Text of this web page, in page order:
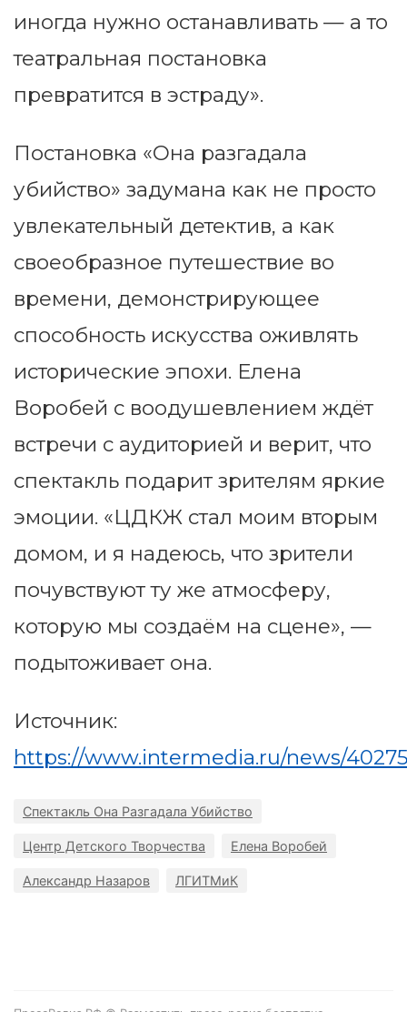
иногда нужно останавливать — а то
театральная постановка
превратится в эстраду».
Постановка «Она разгадала
убийство» задумана как не просто
увлекательный детектив, а как
своеобразное путешествие во
времени, демонстрирующее
способность искусства оживлять
исторические эпохи. Елена
Воробей с воодушевлением ждёт
встречи с аудиторией и верит, что
спектакль подарит зрителям яркие
эмоции. «ЦДКЖ стал моим вторым
домом, и я надеюсь, что зрители
почувствуют ту же атмосферу,
которую мы создаём на сцене», —
подытоживает она.
Источник:
https://www.intermedia.ru/news/
Спектакль Она Разгадала Убийство
Центр Детского Творчества Елена Воробей
Александр Назаров ЛГИТМиК